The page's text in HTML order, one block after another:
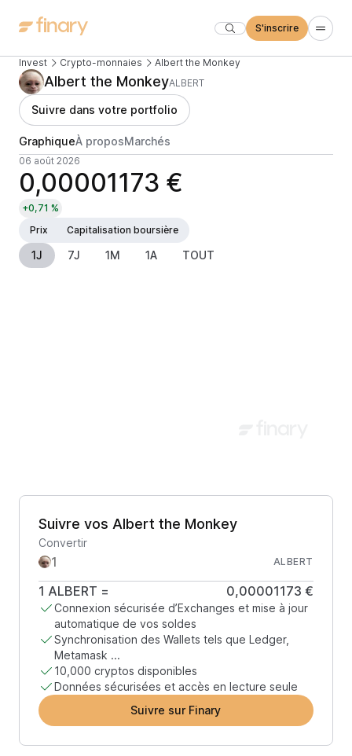
S'inscrire
Invest Crypto-monnaies Albert the Monkey
Albert the MonkeyALBERT
Suivre dans votre portfolio
GraphiqueÀ proposMarchés
06 août 2026
0,00001173 €
+0,71 %
Prix
Capitalisation boursière
1J 7J 1M 1A TOUT
Suivre vos Albert the Monkey
Convertir
ALBERT
1 ALBERT = 0,00001173 €
Connexion sécurisée d’Exchanges et mise à jour
automatique de vos soldes
Synchronisation des Wallets tels que Ledger,
Metamask ...
10,000 cryptos disponibles
Données sécurisées et accès en lecture seule
Suivre sur Finary